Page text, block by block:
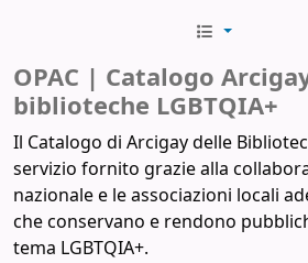
OPAC | Catalogo
biblioteche LGBTQIA+
Il Catalogo di Arcigay delle
servizio fornito grazie alla
nazionale e le associazioni locali
che conservano e rendono
tema LGBTQIA+.